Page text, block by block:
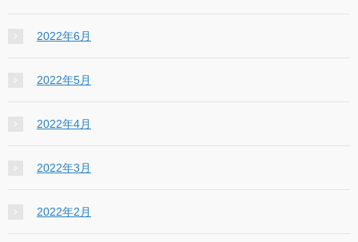
2022年6月
2022年5月
2022年4月
2022年3月
2022年2月